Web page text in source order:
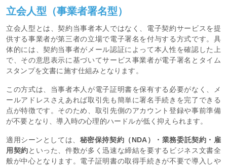
立会人型（事業者署名型）
立会人型とは、契約当事者本人ではなく、電子契約サービスを提
供する事業者が第三者の立場で電子署名を付与する方式です。具
体的には、契約当事者がメール認証によって本人性を確認した上
で、その意思表示に基づいてサービス事業者が電子署名とタイム
スタンプを文書に施す仕組みとなります。
この方式は、当事者本人が電子証明書を保有する必要がなく、メ
ールアドレスさえあれば取引先も簡単に署名手続きを完了できる
点が特徴です。そのため、取引先側のアカウント登録や事前準備
が不要となり、導入時の心理的ハードルが低く抑えられます。
適用シーンとしては、 秘密保持契約（NDA）・業務委託契約・雇
用契約といった、件数が多く迅速な締結を要するビジネス文書全
般が中心となります。電子証明書の取得手続きが不要で導入しや